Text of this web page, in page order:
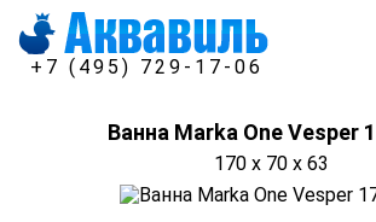
+7 (495) 729-17-06
Ванна Marka One Vesper
170 x 70 x 63